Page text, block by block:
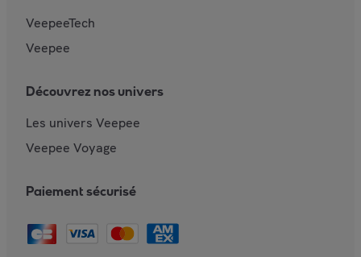
VeepeeTech
Veepee
Découvrez nos univers
Les univers Veepee
Veepee Voyage
Paiement sécurisé